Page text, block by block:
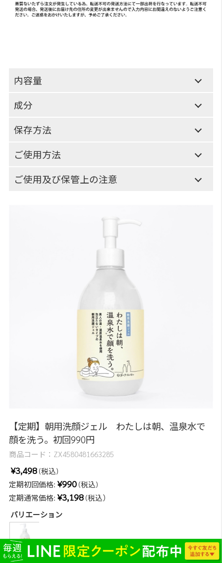
内容量
成分
保存方法
ご使用方法
ご使用及び保管上の注意
【定期】朝用洗顔ジェル わたしは朝、温泉水で
顔を洗う。初回990円
商品コード： ZX4580481663285
¥3,498 (税込)
定期初回価格: ¥990 (税込)
定期通常価格: ¥3,198 (税込）
バリエーション